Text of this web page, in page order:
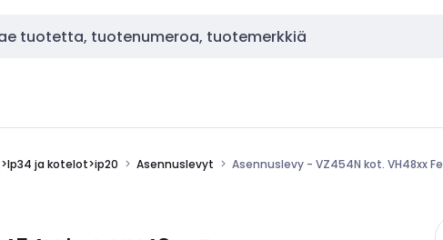
ja kotelot>ip20 Asennuslevyt Asennuslevy - VZ454N kot. VH48xx Fe